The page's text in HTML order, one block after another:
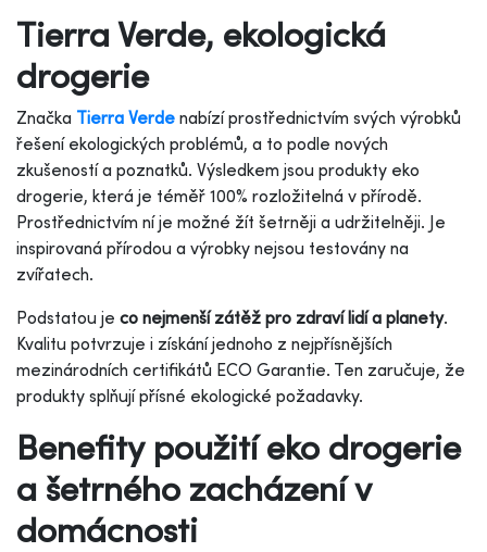
Tierra Verde, ekologická
drogerie
Značka Tierra Verde nabízí prostřednictvím svých výrobků
řešení ekologických problémů, a to podle nových
zkušeností a poznatků. Výsledkem jsou produkty eko
drogerie, která je téměř 100% rozložitelná v přírodě.
Prostřednictvím ní je možné žít šetrněji a udržitelněji. Je
inspirovaná přírodou a výrobky nejsou testovány na
zvířatech.
Podstatou je co nejmenší zátěž pro zdraví lidí a planety.
Kvalitu potvrzuje i získání jednoho z nejpřísnějších
mezinárodních certifikátů ECO Garantie. Ten zaručuje, že
produkty splňují přísné ekologické požadavky.
Benefity použití eko drogerie
a šetrného zacházení v
domácnosti